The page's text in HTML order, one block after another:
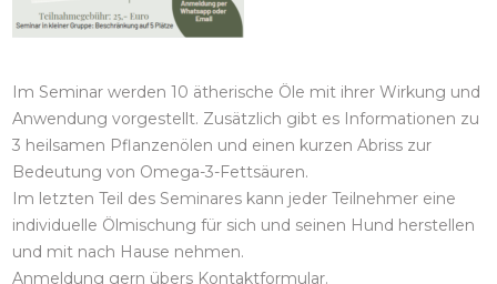
Im Seminar werden 10 ätherische Öle mit ihrer Wirkung und
Anwendung vorgestellt. Zusätzlich gibt es Informationen zu
3 heilsamen Pflanzenölen und einen kurzen Abriss zur
Bedeutung von Omega-3-Fettsäuren.
Im letzten Teil des Seminares kann jeder Teilnehmer eine
individuelle Ölmischung für sich und seinen Hund herstellen
und mit nach Hause nehmen.
Anmeldung gern übers Kontaktformular.